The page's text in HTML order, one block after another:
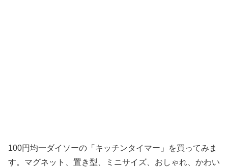
100円均一ダイソーの「キッチンタイマー」を買ってみま
す。マグネット、置き型、ミニサイズ、おしゃれ、かわい